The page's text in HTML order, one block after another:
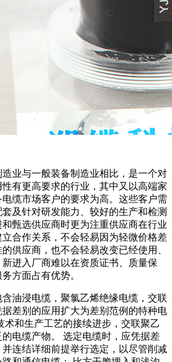
业与一般装备制造业相比，是一个对
有更高要求的行业，其中又以高端家
缆市场客户的要求为高。这些客户需
及针对研发能力、较好的生产和检测
甄选供应商时更为注重供应商在行业
合作关系，不会轻易因为轻微价格差
供应商，也不会轻易改变已经使用、
进入厂商难以在资质证书、质量保
方面占有优势。
油浸电缆，聚氯乙烯绝缘电缆，交联
差别的应用扩大为差别范例的特种电
术和生产工艺的接续进步，交联聚乙
电缆产物。 选定电缆时，应凭据差
连结详细前提举行选定，以尽管削减